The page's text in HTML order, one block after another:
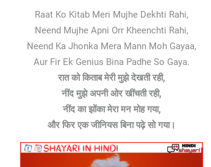
Raat Ko Kitab Meri Mujhe Dekhti Rahi,
Neend Mujhe Apni Orr Kheenchti Rahi,
Neend Ka Jhonka Mera Mann Moh Gayaa,
Aur Fir Ek Genius Bina Padhe So Gaya.
रात को किताब मेरी मुझे देखती रही,
नींद मुझे अपनी ओर खींचती रही,
नींद का झोंका मेरा मन मोह गया,
और फिर एक जीनियस बिना पढ़े सो गया।